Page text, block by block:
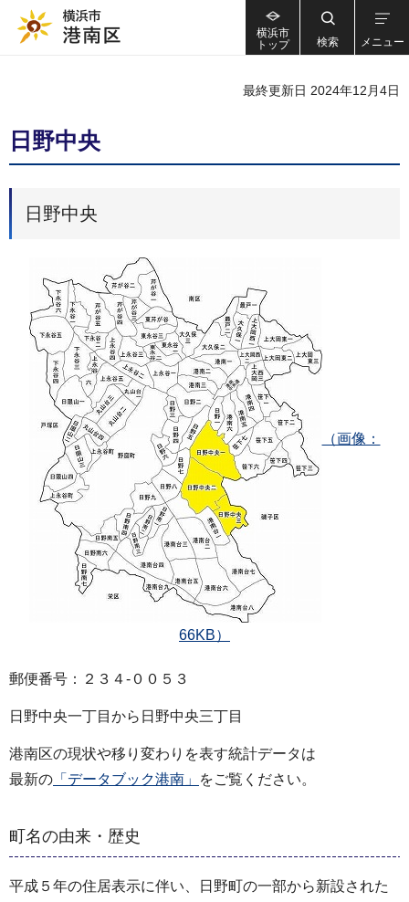
横浜市
トップ
検索 メニュー
最終更新日 2024年12月4日
日野中央
日野中央
（画像：
66KB）
郵便番号：２３４‐００５３
日野中央一丁目から日野中央三丁目
港南区の現状や移り変わりを表す統計データは
最新の 「データブック港南」 をご覧ください。
町名の由来・歴史
平成５年の住居表示に伴い、日野町の一部から新設された